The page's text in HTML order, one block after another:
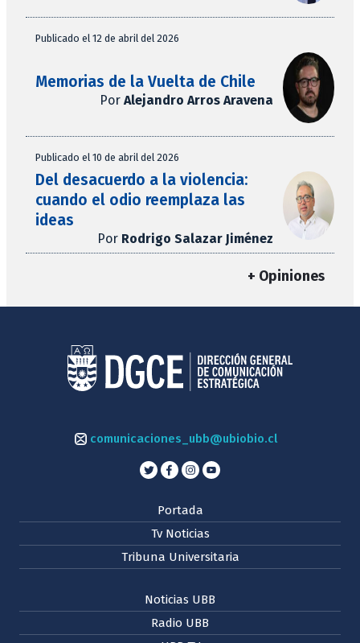
Publicado el 12 de abril del 2026
Memorias de la Vuelta de Chile
Por Alejandro Arros Aravena
Publicado el 10 de abril del 2026
Del desacuerdo a la violencia:
cuando el odio reemplaza las
ideas
Por Rodrigo Salazar Jiménez
+ Opiniones
comunicaciones_ubb@ubiobio.cl
Portada
Tv Noticias
Tribuna Universitaria
Noticias UBB
Radio UBB